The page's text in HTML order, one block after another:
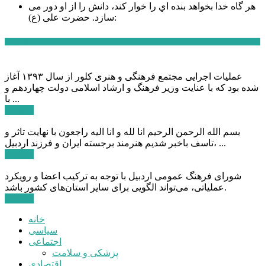
هر گاه خدا بخواهد بنده اي را خوار كند، دانش را از او دور می
سازد.حضرت علی (ع):
عملیات اجرایی مجتمع فرهنگی و هنری کلور از سال ۱۳۹۳ آغاز
شده بود که با عنایت وزیر فرهنگ و ارشاد اسلامی دولت چهاردهم و
با ...
بسم الله الرحمن الرحیم انا لله و انا الیه راجعون با نهایت تاثر و
تاسف باخبر شدیم هنرمند برجسته ایران و فرزند اردبیل، ...
شورای فرهنگ عمومی اردبیل با توجه به ترکیب اعضا و رویکرد
عملیاتی، می‌تواند الگویی برای سایر استان‌های کشور باشد.
خانه
سیاسی
اجتماعی
پزشکی و سلامت
اقتصادی